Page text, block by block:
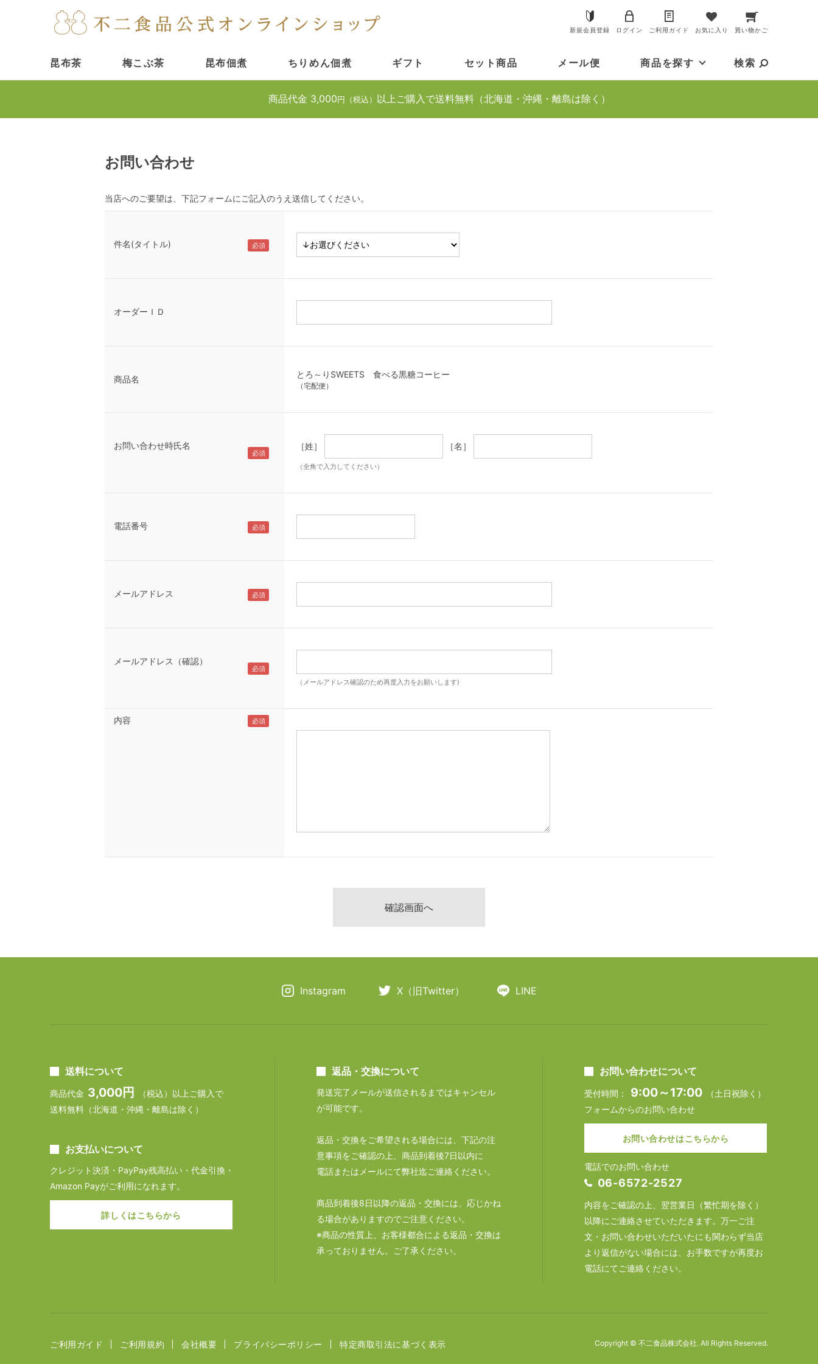
新規会員登録 ログイン ご利用ガイド お気に入り 買い物かご
昆布茶 梅こぶ茶 昆布佃煮 ちりめん佃煮 ギフト セット商品 メール便 商品を探す 検索
商品代金 3,000 円（税込） 以上ご購入で送料無料（北海道・沖縄・離島は除く）
お問い合わせ
当店へのご要望は、下記フォームにご記入のうえ送信してください。
件名(タイトル)
オーダーＩＤ
商品名 とろ～りSWEETS 食べる黒糖コーヒー
（宅配便）
お問い合わせ時氏名 ［姓］ ［名］
（全角で入力してください）
電話番号
メールアドレス
メールアドレス（確認）
（メールアドレス確認のため再度入力をお願いします)
内容
Instagram X（旧Twitter） LINE
送料について
商品代金 3,000円
（税込）以上ご購入で
送料無料（北海道・沖縄・離島は除く）
お支払いについて
クレジット決済・PayPay残高払い・代金引換・
Amazon Payがご利用になれます。
詳しくはこちらから
返品・交換について
発送完了メールが送信されるまではキャンセル
が可能です。
返品・交換をご希望される場合には、下記の注
意事項をご確認の上、商品到着後7日以内に
電話またはメールにて弊社迄ご連絡ください。
商品到着後8日以降の返品・交換には、応じかね
る場合がありますのでご注意ください。
※商品の性質上、お客様都合による返品・交換は
承っておりません。ご了承ください。
お問い合わせについて
受付時間： 9:00～17:00
（土日祝除く）
フォームからのお問い合わせ
お問い合わせはこちらから
電話でのお問い合わせ
06-6572-2527
内容をご確認の上、翌営業日（繁忙期を除く）
以降にご連絡させていただきます。万一ご注
文・お問い合わせいただいたにも関わらず当店
より返信がない場合には、お手数ですが再度お
電話にてご連絡ください。
ご利用ガイド ご利用規約 会社概要 プライバシーポリシー 特定商取引法に基づく表示 Copyright © 不二食品株式会社. All Rights Reserved.